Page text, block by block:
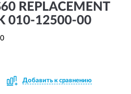
REPLACEMENT
010-12500-00
Добавить к сравнению